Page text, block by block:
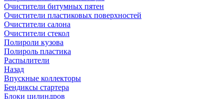
Очистители битумных пятен
Очистители пластиковых поверхностей
Очистители салона
Очистители стекол
Полироли кузова
Полироль пластика
Распылители
Назад
Впускные коллекторы
Бендиксы стартера
Блоки цилиндров